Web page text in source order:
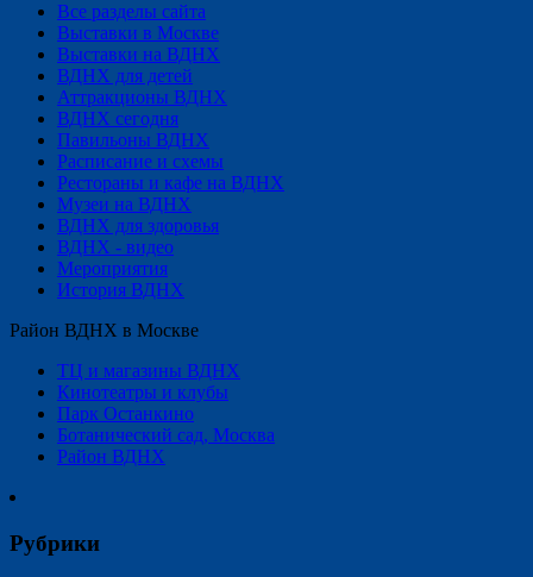
Все разделы сайта
Выставки в Москве
Выставки на ВДНХ
ВДНХ для детей
Аттракционы ВДНХ
ВДНХ сегодня
Павильоны ВДНХ
Расписание и схемы
Рестораны и кафе на ВДНХ
Музеи на ВДНХ
ВДНХ для здоровья
ВДНХ - видео
Мероприятия
История ВДНХ
Район ВДНХ в Москве
ТЦ и магазины ВДНХ
Кинотеатры и клубы
Парк Останкино
Ботанический сад, Москва
Район ВДНХ
Рубрики